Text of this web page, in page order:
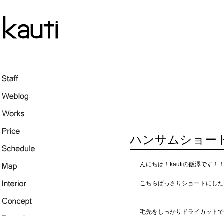
ハンサムショー
んにちは！kautiの飯澤です！
こちらばっさりショートにし
毛先をしっかりドライカット